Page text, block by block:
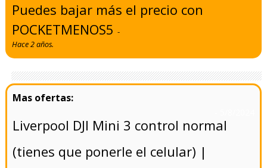
Puedes bajar más el precio con
POCKETMENOS5-
Hace 2 años.
Liverpool DJI Mini 3 control normal
(tienes que ponerle el celular) |